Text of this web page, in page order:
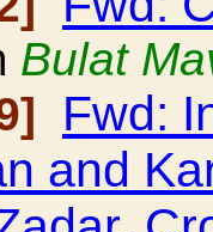
Bulat
Fwd:
and